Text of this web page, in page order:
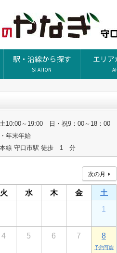
駅・沿線から探す
STATION
エリア
10:00～19:00 日・祝9：00～18：00
年末年始
線 守口市駅 徒歩 1 分
火 水 木 金
土
1
4 5 6 7 8